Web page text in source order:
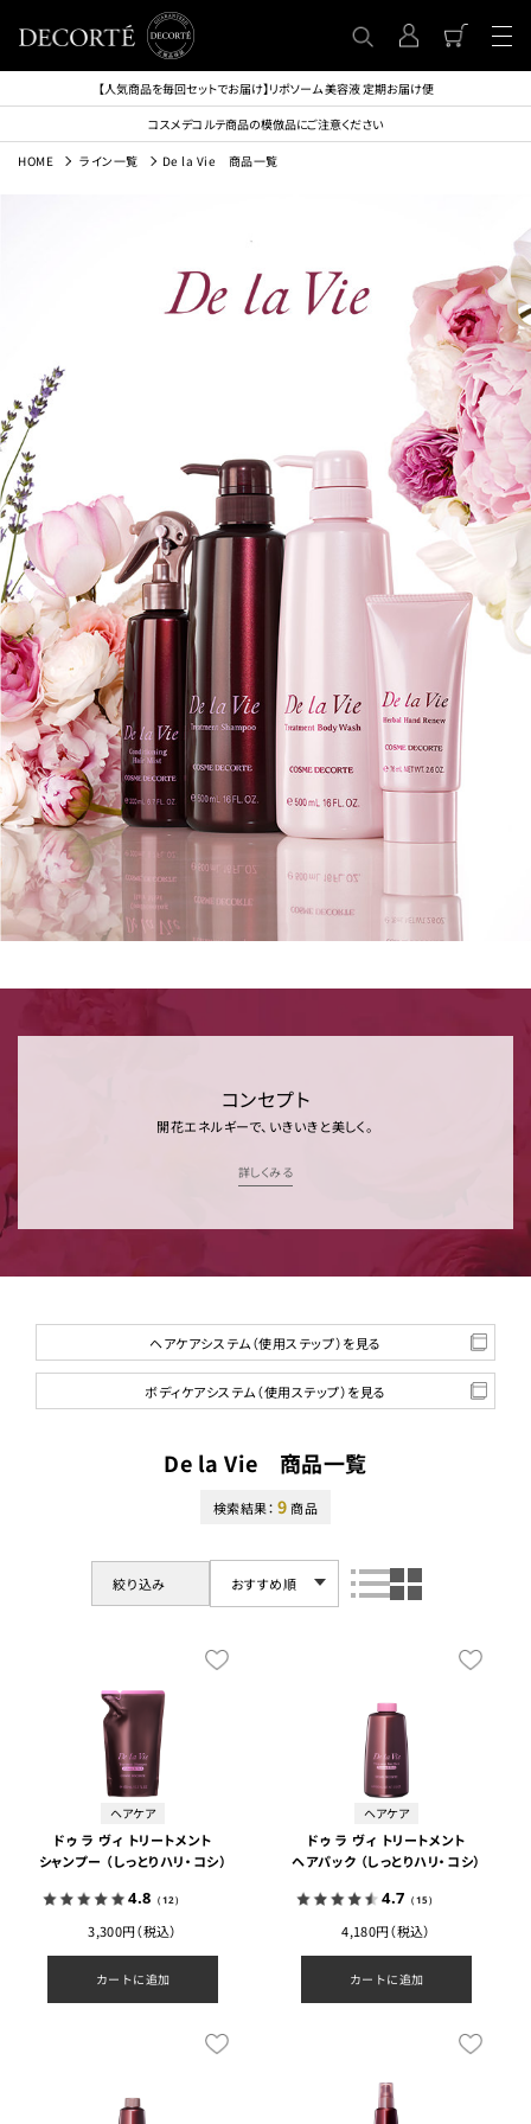
【人気商品を毎回セットでお届け】リポソーム 美容液 定期お届け便
コスメデコルテ商品の模倣品にご注意ください
HOME ライン一覧 De la Vie 商品一覧
コンセプト
開花エネルギーで、いきいきと美しく。
詳しくみる
ヘアケアシステム（使用ステップ）を見る
ボディケアシステム（使用ステップ）を見る
De la Vie 商品一覧
検索結果： 9商品
絞り込み おすすめ順
ヘアケア
ドゥ ラ ヴィ トリートメント
シャンプー （しっとりハリ・コシ）
4.8 （12）
3,300円（税込）
カートに追加
ヘアケア
ドゥ ラ ヴィ トリートメント
ヘアパック （しっとりハリ・コシ）
4.7 （15）
4,180円（税込）
カートに追加